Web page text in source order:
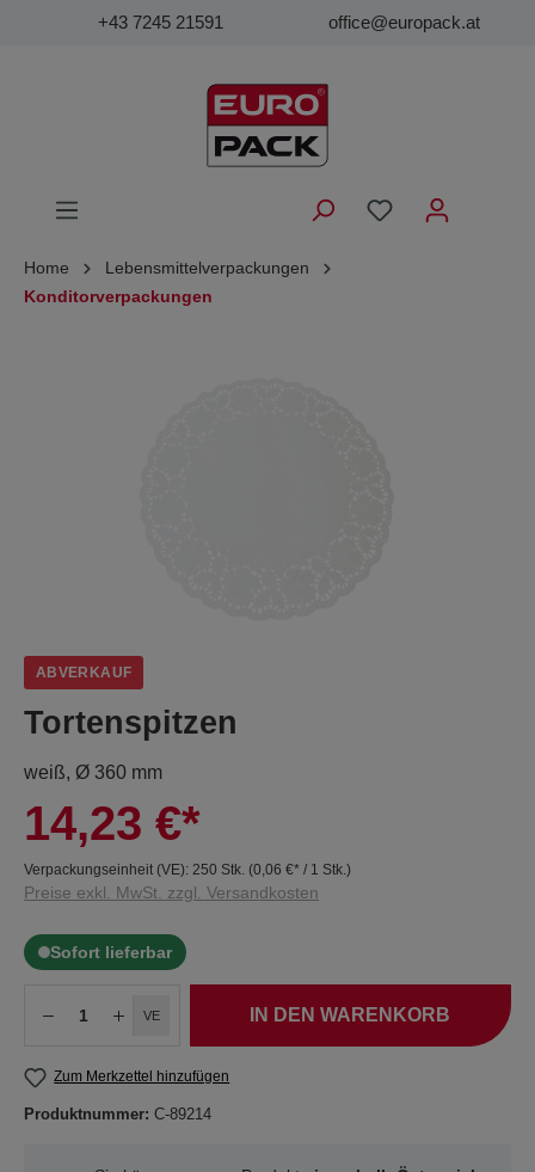
+43 7245 21591 office@europack.at
Home
Lebensmittelverpackungen
Konditorverpackungen
ABVERKAUF
Tortenspitzen
weiß, Ø 360 mm
14,23 €*
Verpackungseinheit (VE): 250 Stk. (0,06 €* / 1 Stk.)
Preise exkl. MwSt. zzgl. Versandkosten
Sofort lieferbar
VE IN DEN WARENKORB
Zum Merkzettel hinzufügen
Produktnummer: C-89214